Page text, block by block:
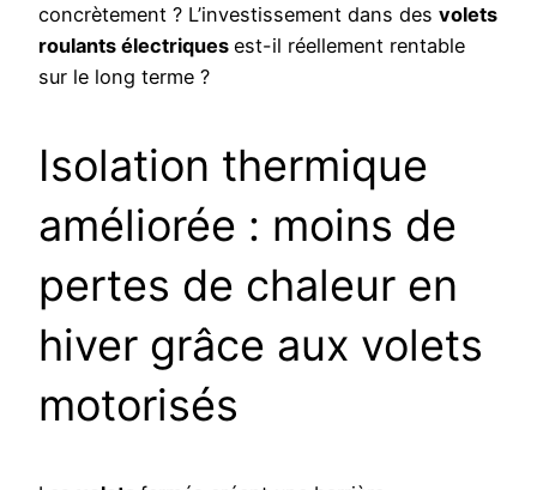
concrètement ? L’investissement dans des volets
roulants électriques est-il réellement rentable
sur le long terme ?
Isolation thermique
améliorée : moins de
pertes de chaleur en
hiver grâce aux volets
motorisés